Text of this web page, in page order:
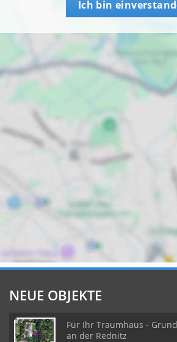
Ich bin
NEUE OBJEKTE
Für Ihr Traumhaus -
an der Rednitz